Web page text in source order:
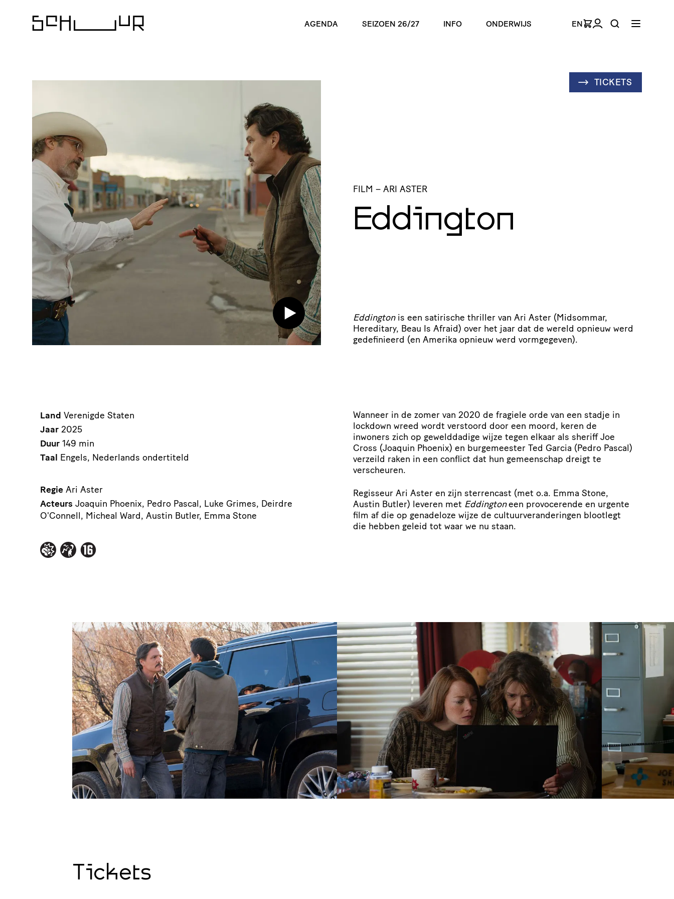
AGENDA SEIZOEN 26/27 INFO ONDERWIJS EN
TICKETS
FILM – ARI ASTER
Eddington
Eddingtonis een satirische thriller van Ari Aster (Midsommar,
Hereditary, Beau Is Afraid) over het jaar dat de wereld opnieuw werd
gedefinieerd (en Amerika opnieuw werd vormgegeven).
Wanneer in de zomer van 2020 de fragiele orde van een stadje in
lockdown wreed wordt verstoord door een moord, keren de
inwoners zich op gewelddadige wijze tegen elkaar als sheriff Joe
Cross (Joaquin Phoenix) en burgemeester Ted Garcia (Pedro Pascal)
verzeild raken in een conflict dat hun gemeenschap dreigt te
verscheuren.
Regisseur Ari Aster en zijn sterrencast (met o.a. Emma Stone,
Austin Butler) leveren met Eddingtoneen provocerende en urgente
film af die op genadeloze wijze de cultuurveranderingen blootlegt
die hebben geleid tot waar we nu staan.
Land Verenigde Staten
Jaar 2025
Duur 149 min
Taal Engels, Nederlands ondertiteld
Regie Ari Aster
Acteurs Joaquin Phoenix, Pedro Pascal, Luke Grimes, Deirdre
O'Connell, Micheal Ward, Austin Butler, Emma Stone
Tickets